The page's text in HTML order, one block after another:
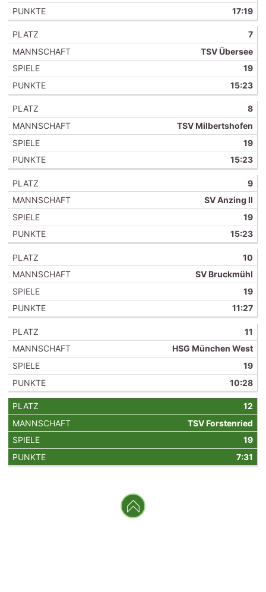
17:19
7
TSV Übersee
19
15:23
8
TSV Milbertshofen
19
15:23
9
SV Anzing II
19
15:23
10
SV Bruckmühl
19
11:27
11
HSG München West
19
10:28
12
TSV Forstenried
19
7:31